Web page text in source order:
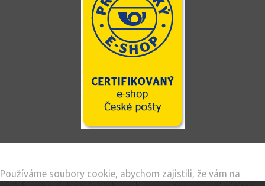
Používáme soubory cookie, abychom zajistili, že vám na